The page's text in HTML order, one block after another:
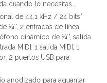
cuando lo necesitas.
de 44,1 kHz / 24 bits*
¼'', 2 entradas de línea
dinámico de ¼'', salida
MIDI, 1 salida MIDI; 1
2 puertos USB para
anodizado para aguantar